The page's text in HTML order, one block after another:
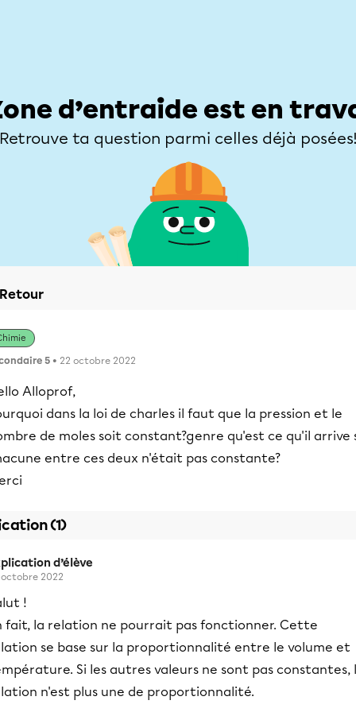
d’entraide est en
ta question parmi celles déjà posées!
Retour
5 • 22 octobre 2022
Alloprof,
dans la loi de charles il faut que la pression et le
de moles soit constant?genre qu'est ce qu'il arrive
entre ces deux n'était pas constante?
(1)
d’élève
octobre 2022
!
fait, la relation ne pourrait pas fonctionner. Cette
se base sur la proportionnalité entre le volume et
Si les autres valeurs ne sont pas constantes,
n'est plus une de proportionnalité.